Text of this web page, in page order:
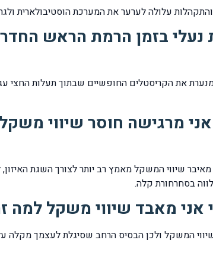
עלולה לערער את המערכת הוסטיבולארית
בזמן הרמת הראש
מרגישה חוסר שיווי
שיווי המשקל מאמץ רב יותר לצורך השגת
בסחרחורת קלה.
אני מאבד שיווי משקל למה
המשקל ולכן הבסיס הרחב שסיגלת לעצמך